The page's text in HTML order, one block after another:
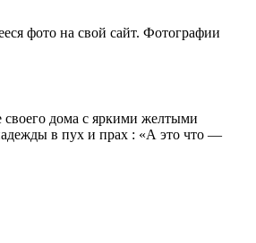
фото на свой сайт. Фотографии
своего дома с яркими желтыми
в пух и прах : «А это что —